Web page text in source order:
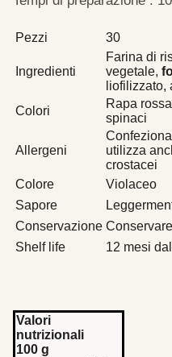
Pezzi 30
Ingredienti
Farina di
vegetale,
liofilizzato,
Colori
Rapa
spinaci
Allergeni
utilizza
crostacei
Colore
Violaceo
Sapore
Conservazione
Shelf life
12 mesi
Valori
nutrizionali
100 g